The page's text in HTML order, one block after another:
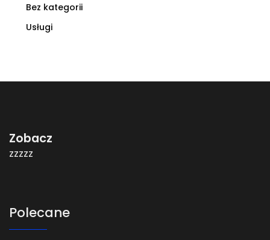
Bez kategorii
Usługi
Zobacz
zzzzz
Polecane